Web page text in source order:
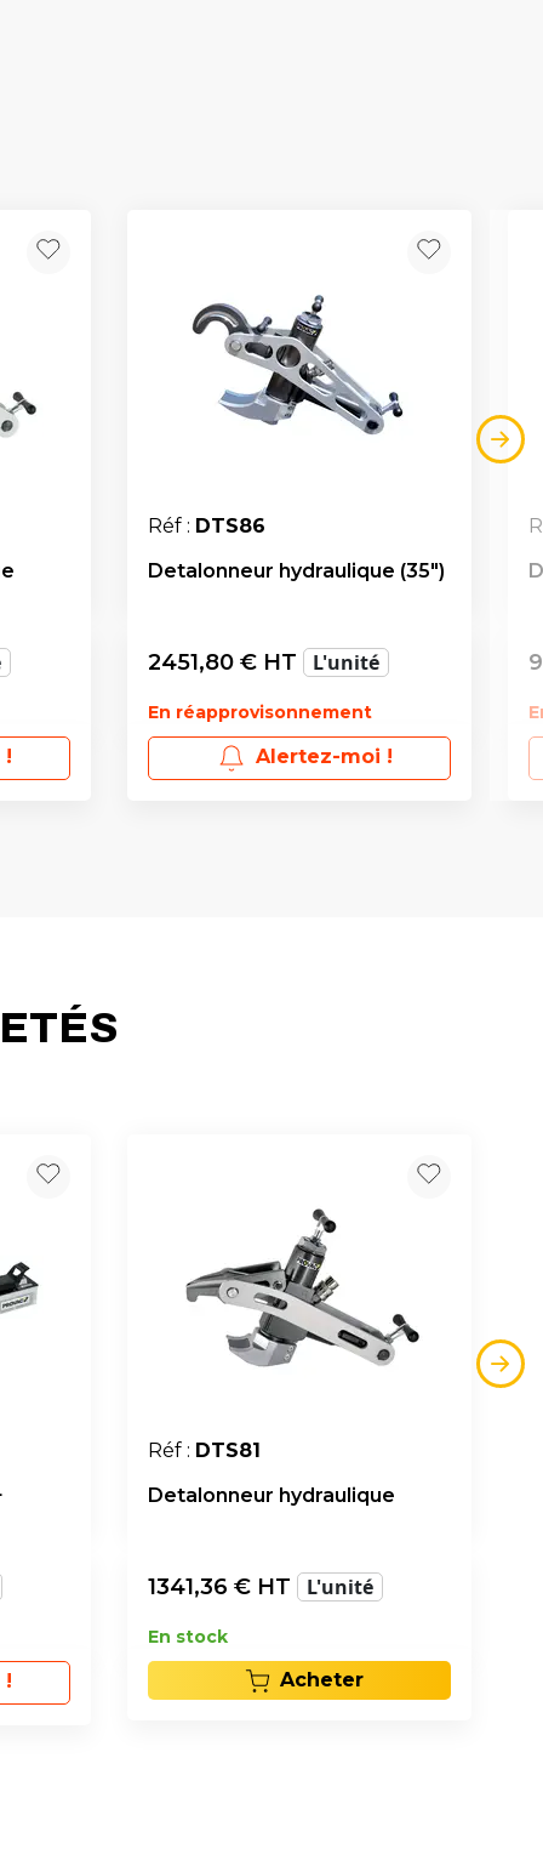
!
Réf : DTS86
Detalonneur hydraulique (35")
2451,80 € HT L'unité
En réapprovisonnement
Alertez-moi !
!
Réf : DTS81
Detalonneur hydraulique
1341,36 € HT L'unité
En stock
Acheter